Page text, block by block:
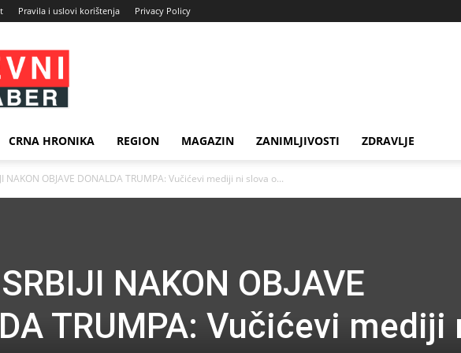
Pravila i uslovi korištenja Privacy Policy
CRNA HRONIKA REGION MAGAZIN ZANIMLJIVOSTI ZDRAVLJE
NAKON OBJAVE DONALDA TRUMPA: Vučićevi mediji ni slova o...
NAKON OBJAVE
TRUMPA: Vučićevi mediji